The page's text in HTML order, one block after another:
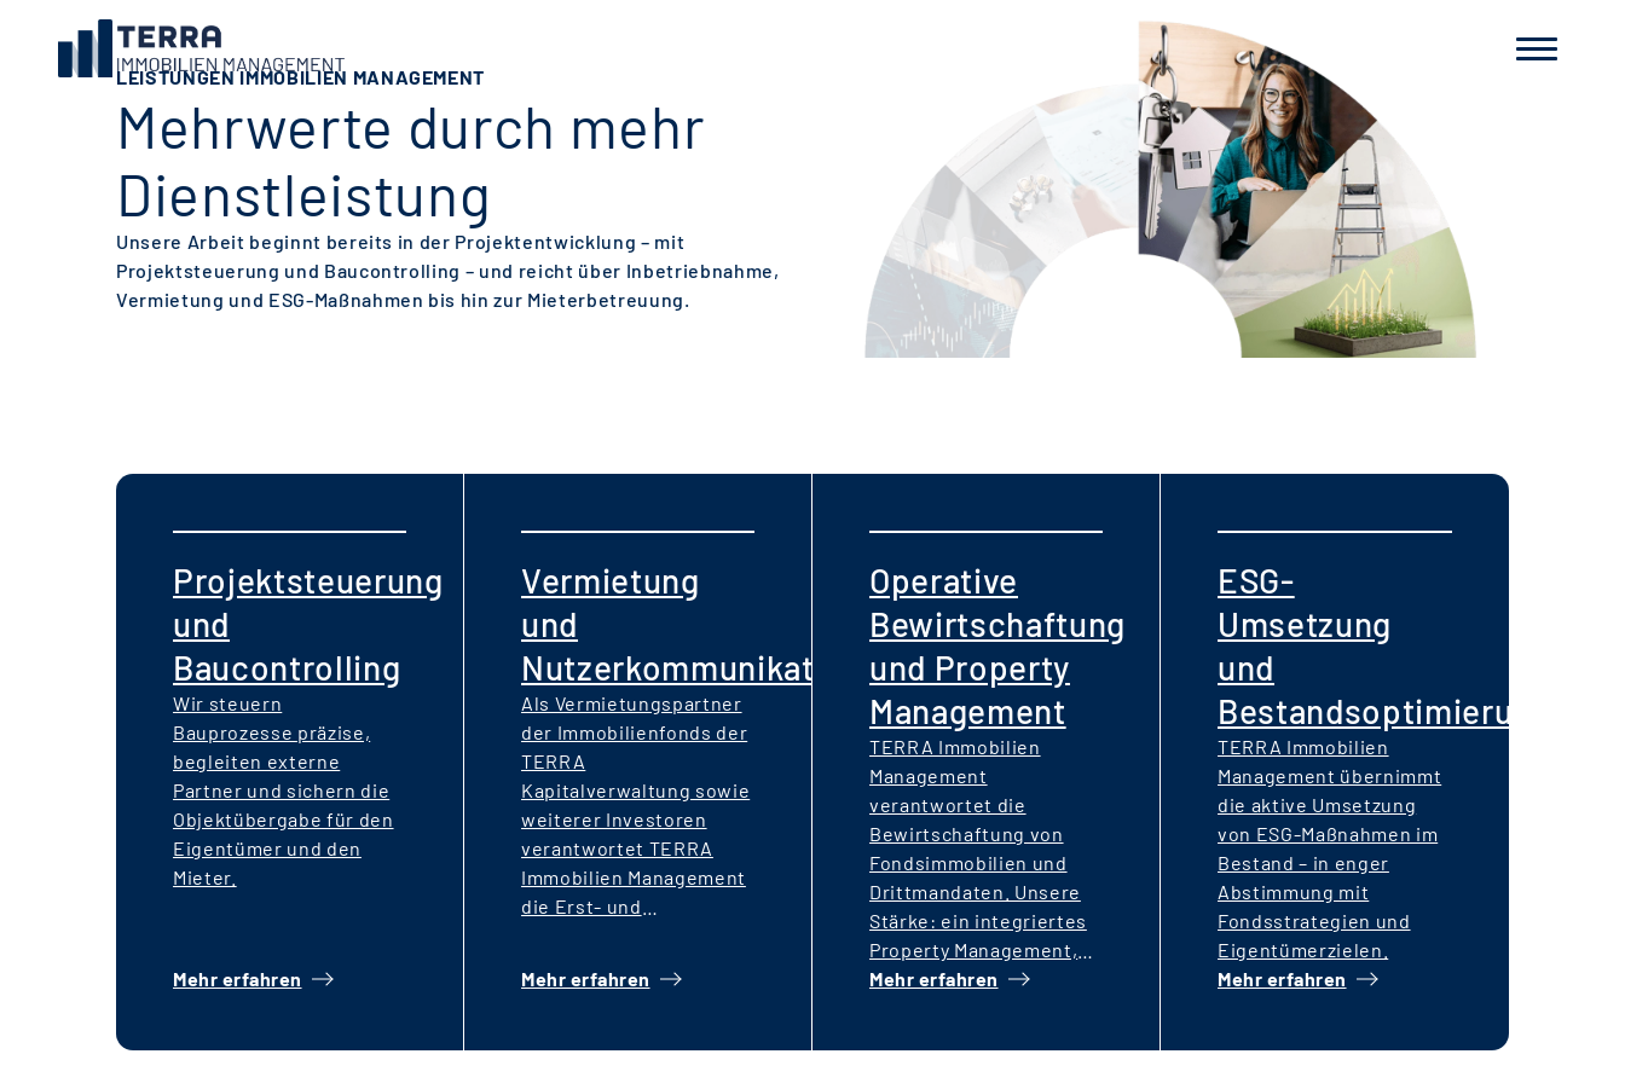
LEISTUNGEN IMMOBILIEN MANAGEMENT
Mehrwerte durch mehr
Dienstleistung
Unsere Arbeit beginnt bereits in der Projektentwicklung – mit
Projektsteuerung und Baucontrolling – und reicht über Inbetriebnahme,
Vermietung und ESG-Maßnahmen bis hin zur Mieterbetreuung.
Projektsteuerung
und
Baucontrolling
Wir steuern
Bauprozesse präzise,
begleiten externe
Partner und sichern die
Objektübergabe für den
Eigentümer und den
Mieter.
Mehr erfahren
Vermietung
und
Nutzerkommunikation
Als Vermietungspartner
der Immobilienfonds der
TERRA
Kapitalverwaltung sowie
weiterer Investoren
verantwortet TERRA
Immobilien Management
die Erst- und
Einfamilienhäusern,
Sozialimmobilien. Mit
Mehr erfahren
Operative
Bewirtschaftung
und Property
Management
TERRA Immobilien
Management
verantwortet die
Bewirtschaftung von
Fondsimmobilien und
Drittmandaten. Unsere
Stärke: ein integriertes
Property Management,
das ESG-Standards
Mehr erfahren
ESG-
Umsetzung
und
Bestandsoptimierung
TERRA Immobilien
Management übernimmt
die aktive Umsetzung
von ESG-Maßnahmen im
Bestand – in enger
Abstimmung mit
Fondsstrategien und
Eigentümerzielen.
Mehr erfahren